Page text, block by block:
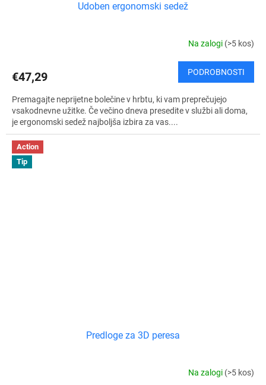
Udoben ergonomski sedež
Na zalogi (>5 kos)
€47,29 PODROBNOSTI
Premagajte neprijetne bolečine v hrbtu, ki vam preprečujejo
vsakodnevne užitke. Če večino dneva presedite v službi ali doma,
je ergonomski sedež najboljša izbira za vas....
Action
Tip
Predloge za 3D peresa
Na zalogi (>5 kos)